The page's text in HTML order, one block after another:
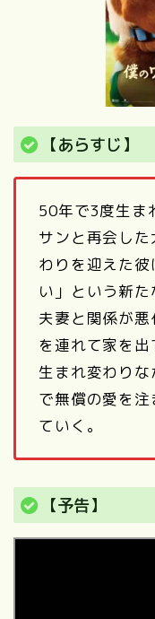
【あらすじ】
50年で3度生ま
サンと再会し
わりを迎えた
い」という新
夫妻と関係が
を連れて家を
生まれ変わり
で無償の愛を
ていく。
【予告】